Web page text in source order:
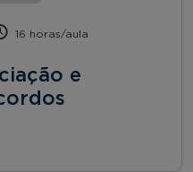
16 horas/aula
e